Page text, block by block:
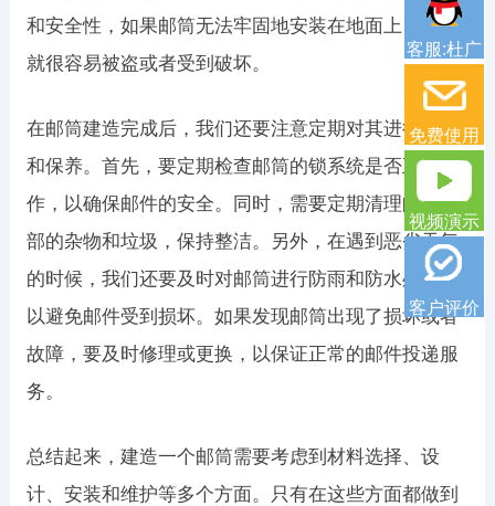
和安全性，如果邮筒无法牢固地安装在地面上，那么
就很容易被盗或者受到破坏。
在邮筒建造完成后，我们还要注意定期对其进行维护
和保养。首先，要定期检查邮筒的锁系统是否正常运
作，以确保邮件的安全。同时，需要定期清理邮筒内
部的杂物和垃圾，保持整洁。另外，在遇到恶劣天气
的时候，我们还要及时对邮筒进行防雨和防水处理，
以避免邮件受到损坏。如果发现邮筒出现了损坏或者
故障，要及时修理或更换，以保证正常的邮件投递服
务。
总结起来，建造一个邮筒需要考虑到材料选择、设
计、安装和维护等多个方面。只有在这些方面都做到
客服:杜广
免费使用
视频演示
客户评价